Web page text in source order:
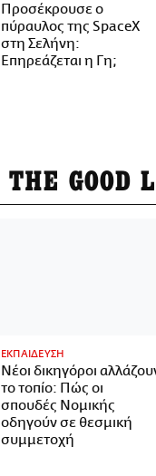
Προσέκρουσε ο
πύραυλος της SpaceX
στη Σελήνη:
Επηρεάζεται η Γη;
THE GOOD
ΕΚΠΑΙΔΕΥΣΗ
Νέοι δικηγόροι
το τοπίο: Πώς οι
σπουδές Νομικής
οδηγούν σε θεσμική
συμμετοχή